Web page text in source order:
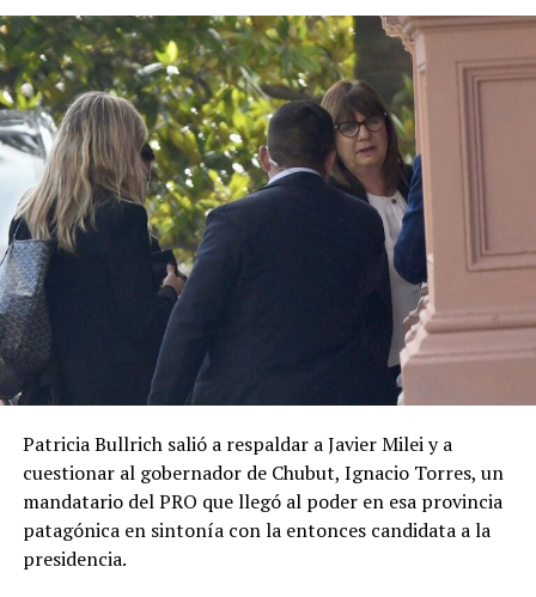
Patricia Bullrich salió a respaldar a Javier Milei y a
cuestionar al gobernador de Chubut, Ignacio Torres, un
mandatario del PRO que llegó al poder en esa provincia
patagónica en sintonía con la entonces candidata a la
presidencia.